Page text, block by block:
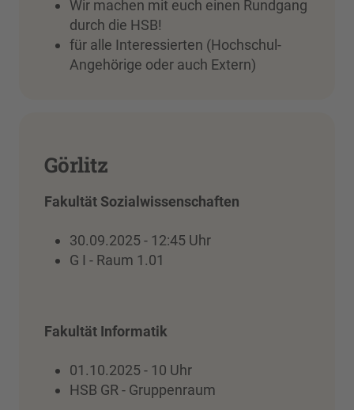
Wir machen mit euch einen Rundgang
durch die HSB!
für alle Interessierten (Hochschul-
Angehörige oder auch Extern)
Görlitz
Fakultät Sozialwissenschaften
30.09.2025 - 12:45 Uhr
G I - Raum 1.01
Fakultät Informatik
01.10.2025 - 10 Uhr
HSB GR - Gruppenraum